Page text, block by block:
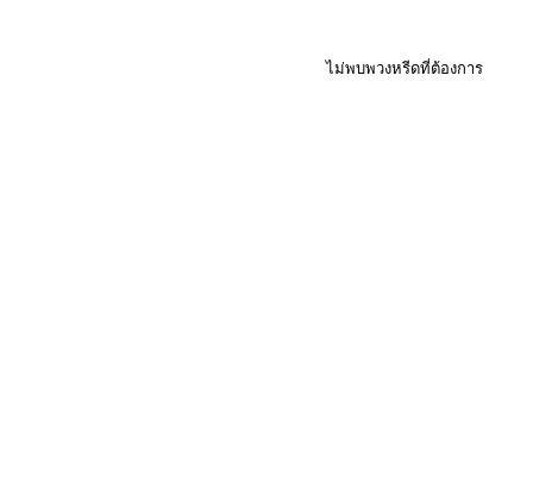
ไม่พบพวงหรีดที่ต้องการ